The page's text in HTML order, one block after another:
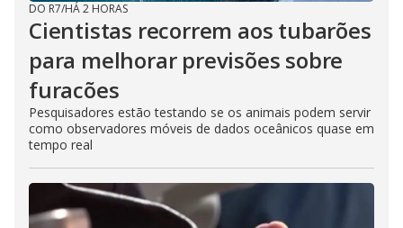
DO R7/HÁ 2 HORAS
Cientistas recorrem aos tubarões
para melhorar previsões sobre
furacões
Pesquisadores estão testando se os animais podem servir
como observadores móveis de dados oceânicos quase em
tempo real